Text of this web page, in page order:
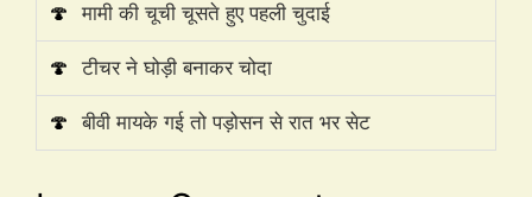
🍄 मामी की चूची चूसते हुए पहली चुदाई
🍄 टीचर ने घोड़ी बनाकर चोदा
🍄 बीवी मायके गई तो पड़ोसन से रात भर सेट